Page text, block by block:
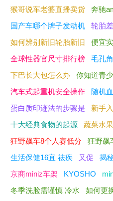
猴哥说车老婆直播卖货
奔驰
国产车哪个牌子发动机
轮胎
如何辨别新旧轮胎新旧
便宜
全球性器官尺寸排行榜
毛孔
下巴长大包怎么办
你知道青
汽车式起重机安全操作
随机
蛋白质印迹法的步骤是
新手
十大经典食物的起源
蔬菜水
狂野飙车8个人赛低分
狂野飙
生活保健16宜 祛疾
又促 揭
京商miniz车架
KYOSHO
冬季洗脸需谨慎 冷水
如何更